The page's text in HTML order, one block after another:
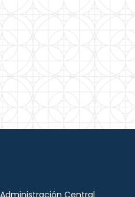
Administración Central